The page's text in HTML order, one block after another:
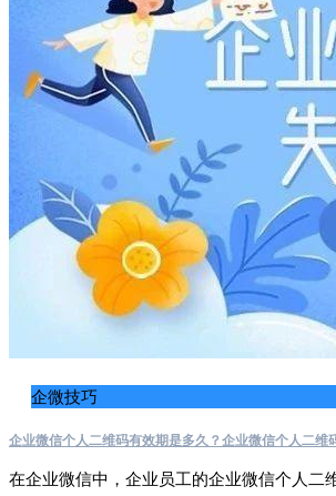
企微技巧
企业微信个人二维码有效期是多久？企业微信个人二维
在企业微信中，企业员工的企业微信个人二